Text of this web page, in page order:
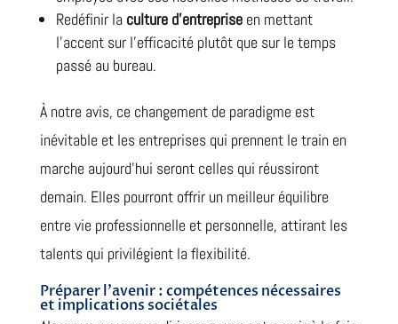
Redéfinir la culture d’entrepriseen mettant
l’accent sur l’efficacité plutôt que sur le temps
passé au bureau.
À notre avis, ce changement de paradigme est
inévitable et les entreprises qui prennent le train en
marche aujourd’hui seront celles qui réussiront
demain. Elles pourront offrir un meilleur équilibre
entre vie professionnelle et personnelle, attirant les
talents qui privilégient la flexibilité.
Préparer l’avenir : compétences nécessaires
et implications sociétales